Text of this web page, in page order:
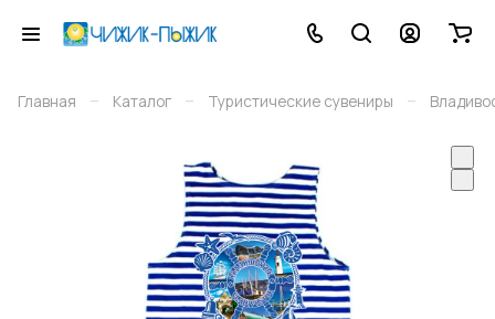
Главная – Каталог – Туристические сувениры –